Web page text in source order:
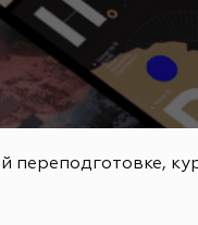
переподготовке,